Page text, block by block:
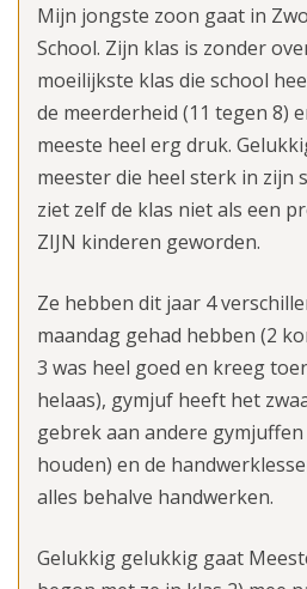
Mijn jongste zoon gaat in
School. Zijn klas is zonder
moeilijkste klas die school
de meerderheid (11 tegen 8)
meeste heel erg druk.
meester die heel sterk in zijn
ziet zelf de klas niet als een
ZIJN kinderen geworden.
Ze hebben dit jaar 4
maandag gehad hebben (2
3 was heel goed en kreeg
helaas), gymjuf heeft het
gebrek aan andere
houden) en de
alles behalve handwerken.
Gelukkig gelukkig gaat